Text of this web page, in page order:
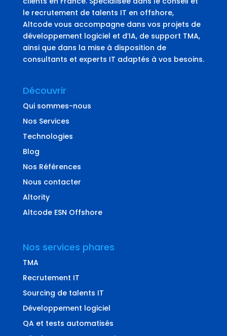
le recrutement de talents IT en offshore,
Altcode vous accompagne dans vos projets de
développement logiciel et d’IA, de support TMA,
ainsi que dans la mise à disposition de
consultants et experts IT adaptés à vos besoins.
Découvrir
Qui sommes-nous
Nos Services
Technologies
Blog
Nos Références
Nous contacter
Altority
Altcode ESN Offshore
Nos services phares
TMA
Recrutement IT
Sourcing de talents IT
Développement logiciel
QA et tests automatisés